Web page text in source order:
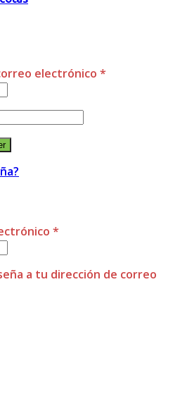
electrónico *
*
a tu dirección de correo